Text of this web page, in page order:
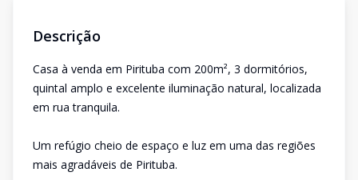
Descrição
Casa à venda em Pirituba com 200m², 3 dormitórios,
quintal amplo e excelente iluminação natural, localizada
em rua tranquila.
Um refúgio cheio de espaço e luz em uma das regiões
mais agradáveis de Pirituba.